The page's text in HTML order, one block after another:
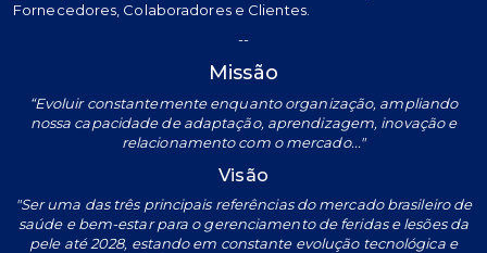
Fornecedores, Colaboradores e Clientes.
--
Missão
“Evoluir constantemente enquanto organização, ampliando
nossa capacidade de adaptação, aprendizagem, inovação e
relacionamento com o mercado..."
Visão
"Ser uma das três principais referências do mercado brasileiro de
saúde e bem-estar para o gerenciamento de feridas e lesões da
pele até 2028, estando em constante evolução tecnológica e